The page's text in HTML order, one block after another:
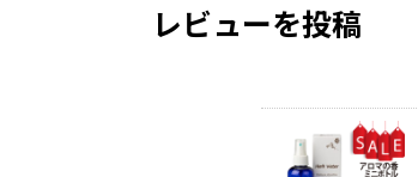
レビューを投稿